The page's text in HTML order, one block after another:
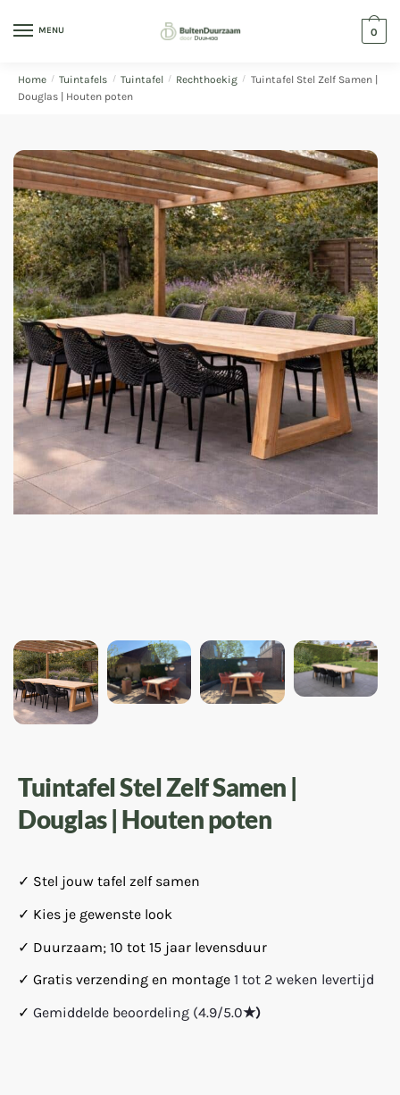
MENU 0
Home / Tuintafels / Tuintafel / Rechthoekig / Tuintafel Stel Zelf Samen |
Douglas | Houten poten
Tuintafel Stel Zelf Samen |
Douglas | Houten poten
✓ Stel jouw tafel zelf samen
✓ Kies je gewenste look
✓ Duurzaam; 10 tot 15 jaar levensduur
✓ Gratis verzending en montage 1 tot 2 weken levertijd
✓ Gemiddelde beoordeling (4.9/5.0★)